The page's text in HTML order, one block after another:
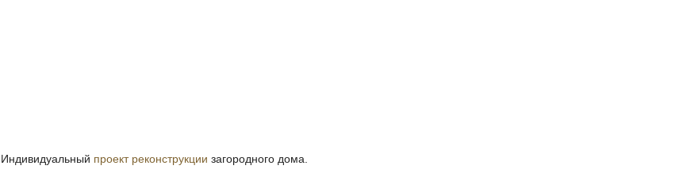
Индивидуальный проект реконструкции загородного дома.